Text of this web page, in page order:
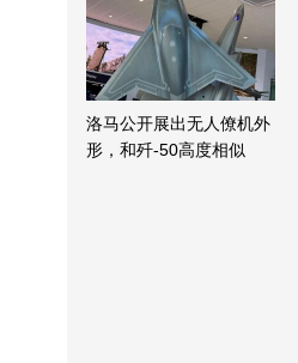
洛马公开展出无人僚机外
形，和歼-50高度相似